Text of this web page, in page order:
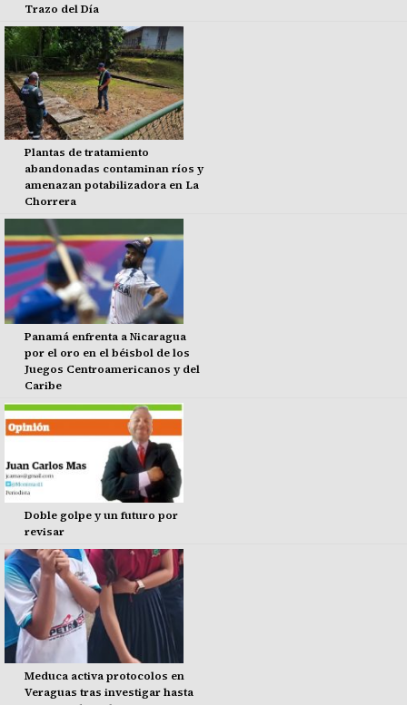
Trazo del Día
Plantas de tratamiento
abandonadas contaminan ríos y
amenazan potabilizadora en La
Chorrera
Panamá enfrenta a Nicaragua
por el oro en el béisbol de los
Juegos Centroamericanos y del
Caribe
Doble golpe y un futuro por
revisar
Meduca activa protocolos en
Veraguas tras investigar hasta